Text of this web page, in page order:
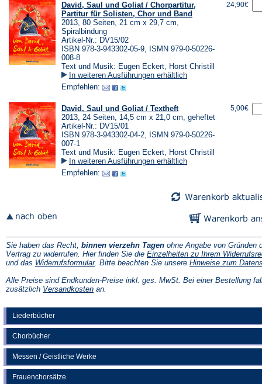
Liederbücher
Chorbücher
Messen / Geistliche Werke
Frauenchorsätze
David, Saul und Goliat / Chorpartitur,
Partitur für Solisten, Chor und Band
2013, 80 Seiten, 21 cm x 29,7 cm,
Spiralbindung
Artikel-Nr.: DV15/02
ISBN 978-3-943302-05-9, ISMN 979-0-50226-
008-8
Text und Musik: Eugen Eckert, Horst Christill
In weiteren Ausführungen erhältlich
Empfehlen:
24,90€
David, Saul und Goliat / Textheft
2013, 24 Seiten, 14,5 cm x 21,0 cm, geheftet
Artikel-Nr.: DV15/01
ISBN 978-3-943302-04-2, ISMN 979-0-50226-
007-1
Text und Musik: Eugen Eckert, Horst Christill
In weiteren Ausführungen erhältlich
Empfehlen:
5,00€
Sie haben das Recht, binnen vierzehn Tagen ohne Angabe von Gründen
Vertrag zu widerrufen. Hier finden Sie die Einzelheiten zu Ihrem
und das Widerrufsformular(Öffnet
einem
neuen
. Bitte beachten Sie unsere Hinweise zum
Alle Preise sind Endkunden-Preise inkl. ges. MwSt. Bei einer Bestellung
zusätzlich Versandkosten(Öffnet
an.